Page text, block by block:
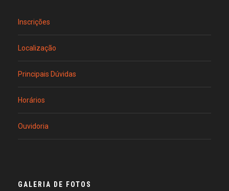
Inscrições
Localização
Principais Dúvidas
Horários
Ouvidoria
GALERIA DE FOTOS